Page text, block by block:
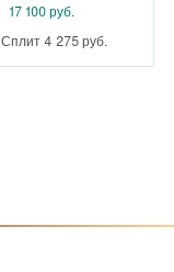
17 100 руб.
Сплит 4 275 руб.